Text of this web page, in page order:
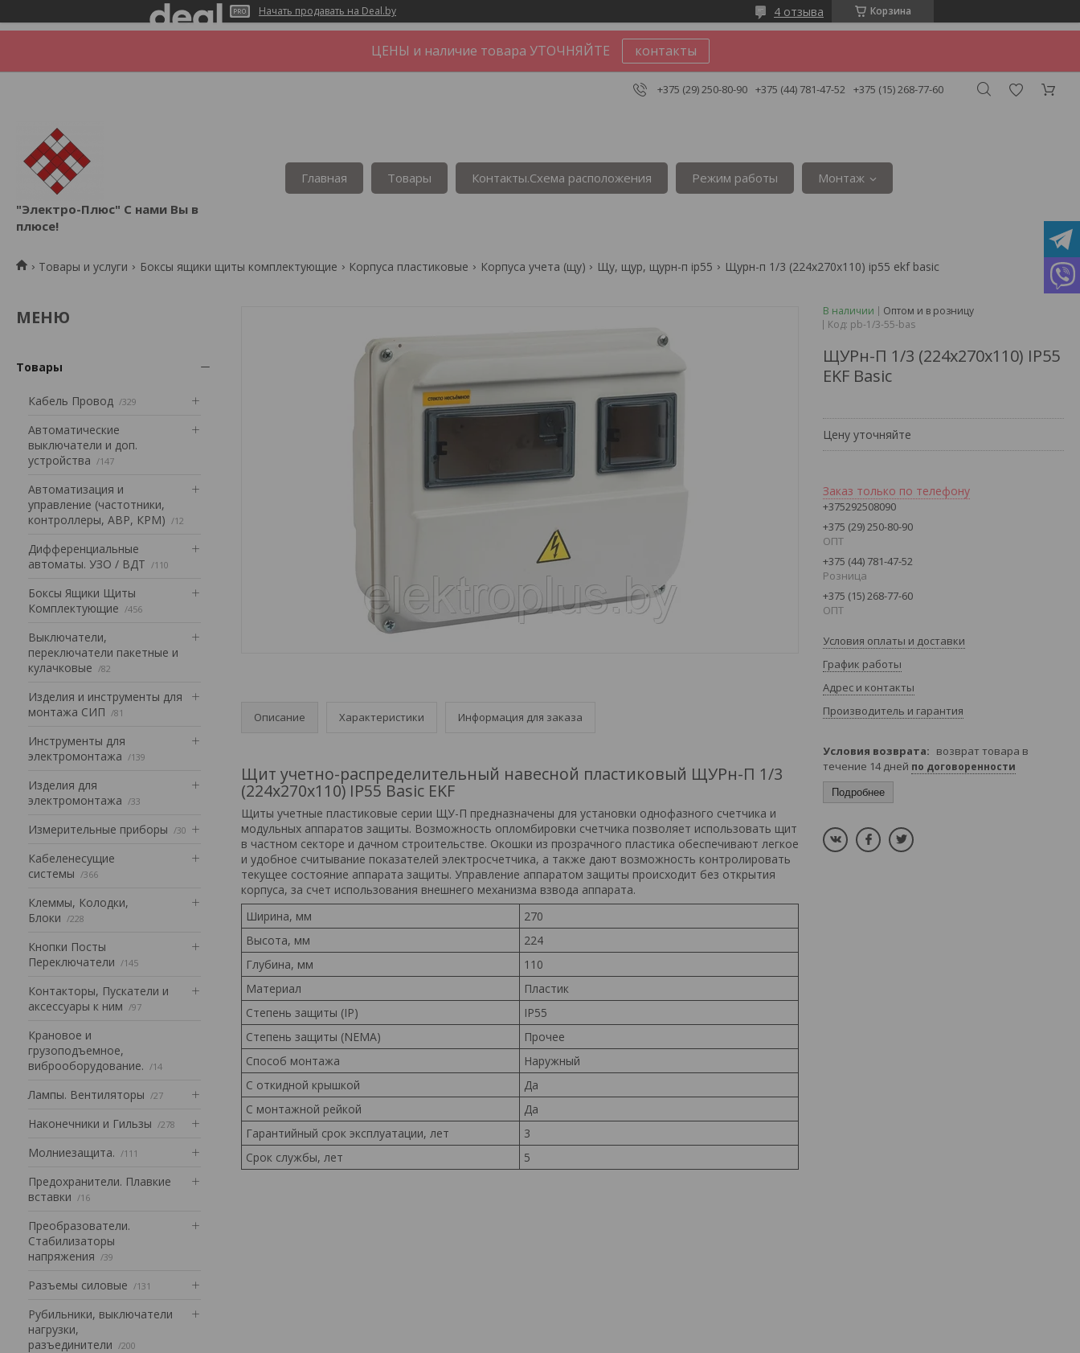
Начать продавать на Deal.by Корзина
4 отзыва
ЦЕНЫ и наличие товара УТОЧНЯЙТЕ контакты
+375 (29) 250-80-90 +375 (44) 781-47-52 +375 (15) 268-77-60
"Электро-Плюс" С нами Вы в
плюсе!
Главная Товары Контакты.Сxема расположения Режим работы Монтаж
Товары и услуги Боксы ящики щиты комплектующие Корпуса пластиковые Корпуса учета (щу) Щу, щур, щурн-п ip55 Щурн-п 1/3 (224х270х110) ip55 ekf basic
Товары
Кабель Провод 329
Автоматические
выключатели и доп.
устройства
147
Автоматизация и
управление (частотники,
контроллеры, АВР, КРМ)
12
Дифференциальные
автоматы. УЗО / ВДТ
110
Боксы Ящики Щиты
Комплектующие
456
Выключатели,
переключатели пакетные и
кулачковые
82
Изделия и инструменты для
монтажа СИП
81
Инструменты для
электромонтажа
139
Изделия для
электромонтажа
33
Измерительные приборы 30
Кабеленесущие
системы
366
Клеммы, Колодки,
Блоки
228
Кнопки Посты
Переключатели
145
Контакторы, Пускатели и
аксессуары к ним
97
Крановое и
грузоподъемное,
виброоборудование.
14
Лампы. Вентиляторы 27
Наконечники и Гильзы 278
Mолниезащита. 111
Предохранители. Плавкие
вставки
16
Преобразователи.
Стабилизаторы
напряжения
39
Разъемы силовые 131
Рубильники, выключатели
нагрузки,
разъединители
200
Описание Характеристики Информация для заказа
Щит учетно-распределительный навесной пластиковый ЩУРн-П 1/3
(224х270х110) IP55 Basic EKF
Щиты учетные пластиковые серии ЩУ-П предназначены для установки однофазного счетчика и
модульных аппаратов защиты. Возможность опломбировки счетчика позволяет использовать щит
в частном секторе и дачном строительстве. Окошки из прозрачного пластика обеспечивают легкое
и удобное считывание показателей электросчетчика, а также дают возможность контролировать
текущее состояние аппарата защиты. Управление аппаратом защиты происходит без открытия
корпуса, за счет использования внешнего механизма взвода аппарата.
Ширина, мм
270
Высота, мм
224
Глубина, мм
110
Материал
Пластик
Степень защиты (IP)
IP55
Степень защиты (NEMA)
Прочее
Способ монтажа
Наружный
С откидной крышкой
Да
С монтажной рейкой
Да
Гарантийный срок эксплуатации, лет
3
Срок службы, лет
5
В наличии
Оптом и в розницу
Код: pb-1/3-55-bas
ЩУРн-П 1/3 (224х270х110) IP55
EKF Basic
Цену уточняйте
Заказ только по телефону
+375292508090
+375 (29) 250-80-90
ОПТ
+375 (44) 781-47-52
Розница
+375 (15) 268-77-60
ОПТ
Условия оплаты и доставки
График работы
Адрес и контакты
Производитель и гарантия
возврат товара в
течение 14 дней по договоренности
Подробнее